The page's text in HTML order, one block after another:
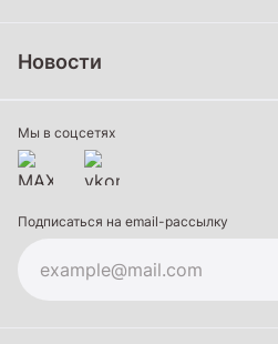
Дополнительное образование
Новости
Мы в соцсетях
Подписаться на email-рассылку